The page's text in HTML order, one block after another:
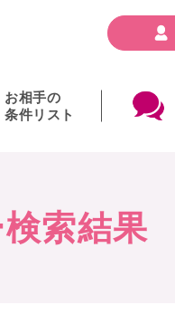
お相手の
条件リスト
索結果